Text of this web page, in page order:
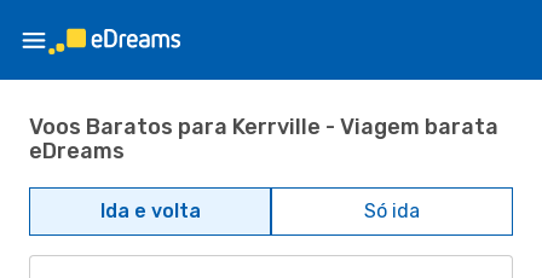
Voos Baratos para Kerrville - Viagem barata
eDreams
Ida e volta Só ida